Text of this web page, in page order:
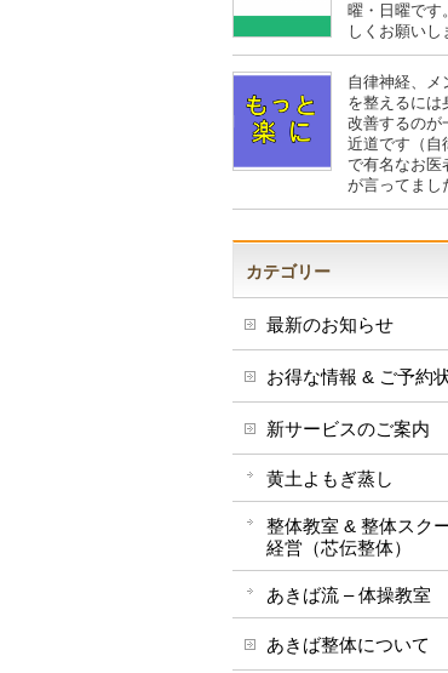
曜・日曜です
しくお願いし
自律神経、メ
を整えるには
改善するのが
近道です（自
で有名なお医
が言ってまし
カテゴリー
最新のお知らせ
お得な情報 & ご予約
新サービスのご案内
黄土よもぎ蒸し
整体教室 & 整体スク
経営（芯伝整体）
あきば流 – 体操教室
あきば整体について